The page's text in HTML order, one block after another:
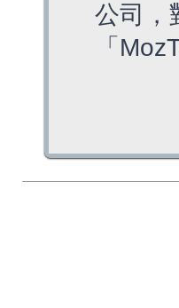
公司，
「